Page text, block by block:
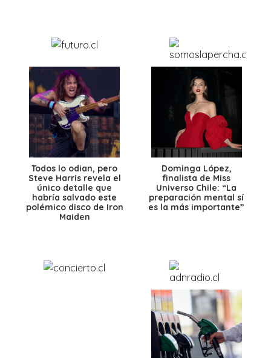
Todos lo odian, pero
Steve Harris revela el
único detalle que
habría salvado este
polémico disco de Iron
Maiden
Dominga López,
finalista de Miss
Universo Chile: “La
preparación mental sí
es la más importante”